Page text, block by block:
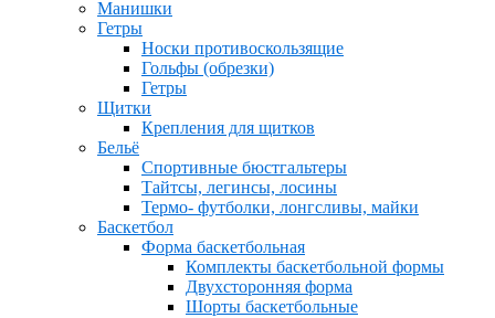
Манишки
Гетры
Носки противоскользящие
Гольфы (обрезки)
Гетры
Щитки
Крепления для щитков
Бельё
Спортивные бюстгальтеры
Тайтсы, легинсы, лосины
Термо- футболки, лонгсливы, майки
Баскетбол
Форма баскетбольная
Комплекты баскетбольной формы
Двухсторонняя форма
Шорты баскетбольные